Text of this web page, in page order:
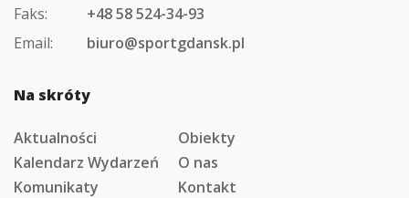
Faks:
+48 58 524-34-93
Email:
biuro@sportgdansk.pl
Na skróty
Aktualności
Obiekty
Kalendarz Wydarzeń
O nas
Komunikaty
Kontakt